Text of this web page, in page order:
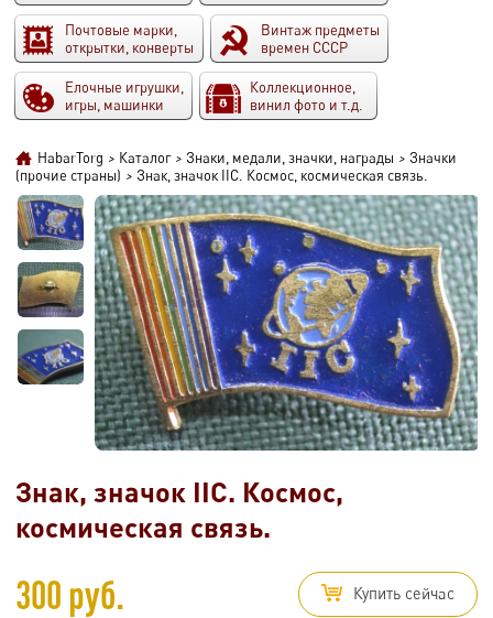
Почтовые марки,
открытки, конверты
Винтаж предметы
времен СССР
Елочные игрушки,
игры, машинки
Коллекционное,
винил фото и т.д.
HabarTorg > Каталог > Знаки, медали, значки, награды > Значки
(прочие страны) > Знак, значок IIC. Космос, космическая связь.
Знак, значок IIC. Космос,
космическая связь.
300 руб. Купить сейчас